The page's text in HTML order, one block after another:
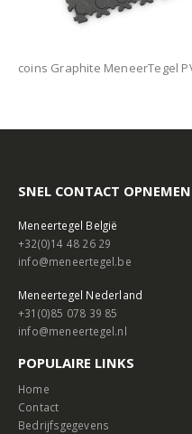
coins Graphite MeneerTegel
SNEL CONTACT OPNEMEN
Meneertegel België
+32(0)14 48 26 29
info@meneertegel.be
Meneertegel Nederland
+31(0)85 078 39 85
info@meneertegel.nl
POPULAIRE LINKS
Home
Contact
Bedrijfsgegevens